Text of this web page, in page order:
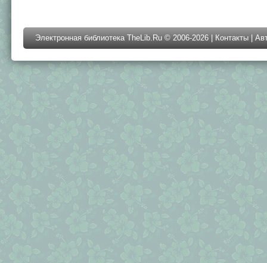
Электронная библиотека TheLib.Ru © 2006-2026 | Контакты |